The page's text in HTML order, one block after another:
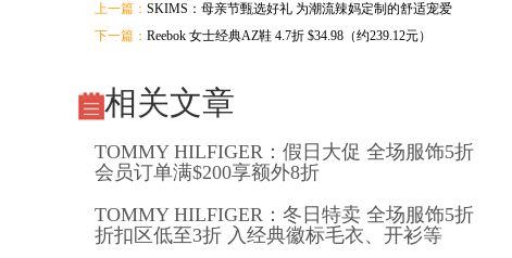
上一篇： SKIMS：母亲节甄选好礼 为潮流辣妈定制的舒适宠爱
下一篇： Reebok 女士经典AZ鞋 4.7折 $34.98（约239.12元）
相关文章
TOMMY HILFIGER：假日大促 全场服饰5折
会员订单满$200享额外8折
TOMMY HILFIGER：冬日特卖 全场服饰5折
折扣区低至3折 入经典徽标毛衣、开衫等